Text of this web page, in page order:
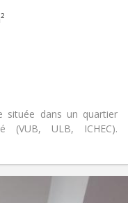
située dans un quartier
(VUB, ULB, ICHEC).
Infos Pratiques